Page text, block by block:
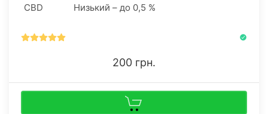
CBD Низький – до 0,5 %
200 грн.